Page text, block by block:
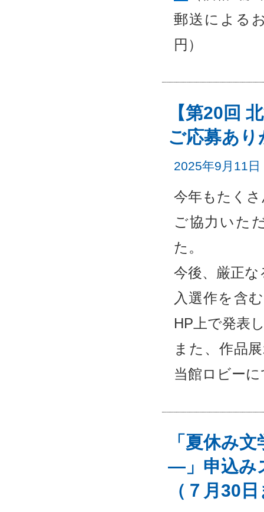
郵送による
円）
【第20回
ご応募あ
2025年9月11日
今年もたく
ご協力いた
た。
今後、厳正
入選作を含
HP上で発表
また、作品
当館ロビー
「夏休み
―」申込み
（７月30